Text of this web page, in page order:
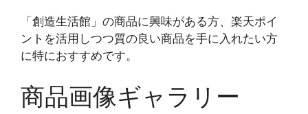
「創造生活館」の商品に興味がある方、楽天ポイ
ントを活用しつつ質の良い商品を手に入れたい方
に特におすすめです。
商品画像ギャラリー